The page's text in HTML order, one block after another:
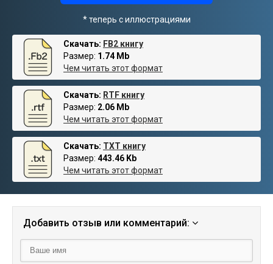
* теперь с иллюстрациями
Скачать: FB2 книгу
Размер: 1.74 Mb
Чем читать этот формат
Скачать: RTF книгу
Размер: 2.06 Mb
Чем читать этот формат
Скачать: TXT книгу
Размер: 443.46 Kb
Чем читать этот формат
Добавить отзыв или комментарий: